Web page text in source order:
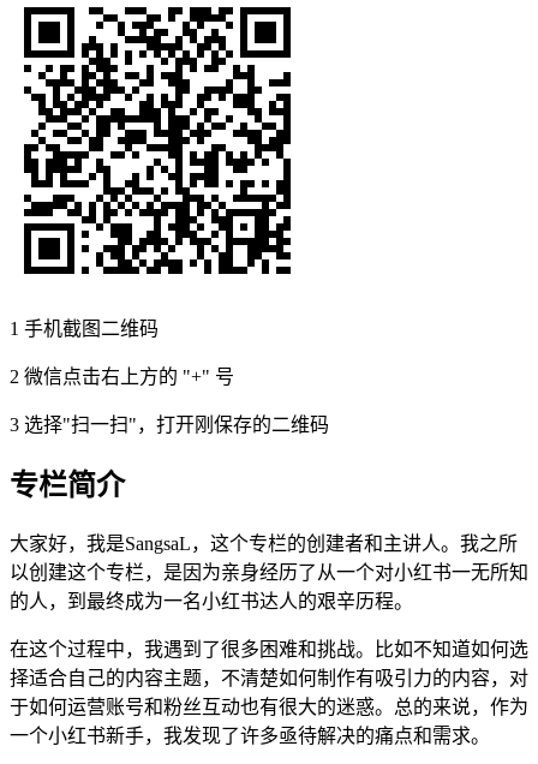
1 手机截图二维码
2 微信点击右上方的 "+" 号
3 选择"扫一扫"，打开刚保存的二维码
专栏简介
大家好，我是SangsaL，这个专栏的创建者和主讲人。我之所
以创建这个专栏，是因为亲身经历了从一个对小红书一无所知
的人，到最终成为一名小红书达人的艰辛历程。
在这个过程中，我遇到了很多困难和挑战。比如不知道如何选
择适合自己的内容主题，不清楚如何制作有吸引力的内容，对
于如何运营账号和粉丝互动也有很大的迷惑。总的来说，作为
一个小红书新手，我发现了许多亟待解决的痛点和需求。